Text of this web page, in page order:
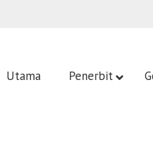
Utama Penerbit